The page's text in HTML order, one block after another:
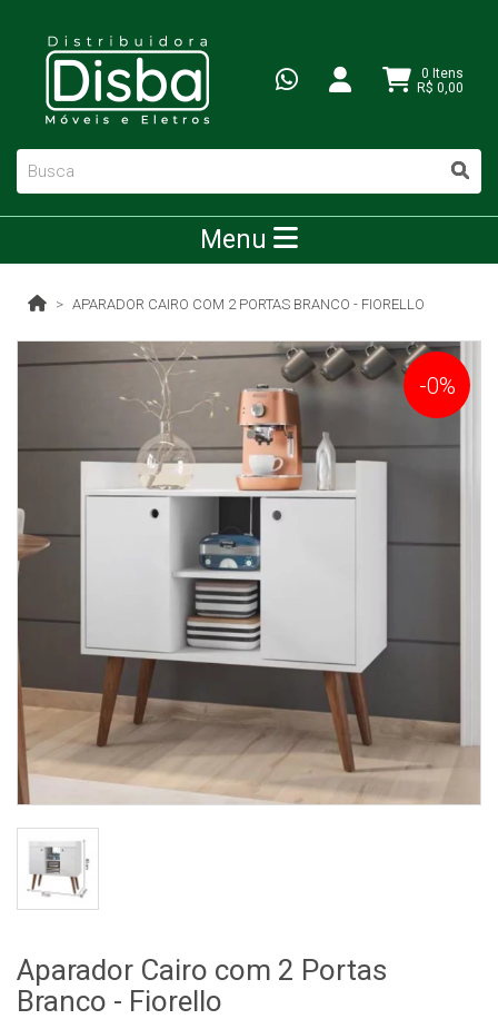
0 Itens
R$ 0,00
Menu
APARADOR CAIRO COM 2 PORTAS BRANCO - FIORELLO
-0%
Aparador Cairo com 2 Portas
Branco - Fiorello